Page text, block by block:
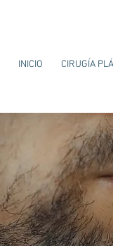
INICIO CIRUGÍA